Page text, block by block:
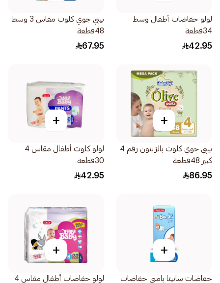
لولو حفاضات أطفال وسط
34قطعة
42.95
بيبي جوي كلوت مقاس 3 وسط
48قطعة
67.95
+
بيبي جوي كلوت بالزيتون رقم 4
كبير 48قطعة
86.95
+
لولو كلوت أطفال مقاس 4
30قطعة
42.95
+
حفاضات سانيتا بامبي حفاضات
+
لولو حفاضات أطفال مقاس 4